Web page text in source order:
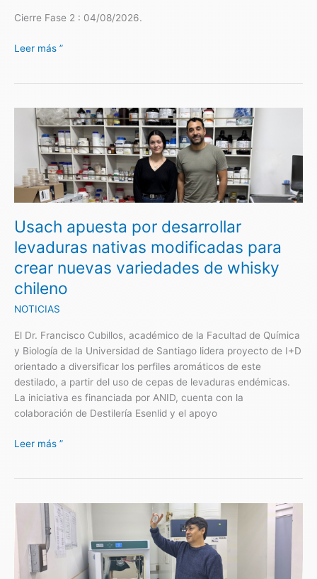
Cierre Fase 2 : 04/08/2026.
Leer más ”
Usach apuesta por desarrollar
levaduras nativas modificadas para
crear nuevas variedades de whisky
chileno
NOTICIAS
El Dr. Francisco Cubillos, académico de la Facultad de Química
y Biología de la Universidad de Santiago lidera proyecto de I+D
orientado a diversificar los perfiles aromáticos de este
destilado, a partir del uso de cepas de levaduras endémicas.
La iniciativa es financiada por ANID, cuenta con la
colaboración de Destilería Esenlid y el apoyo
Usach
apuesta
desarrollar
levaduras
nativas
para
crear
nuevas
variedades
de
Leer más ”
Innovación
apunta
fortalecer